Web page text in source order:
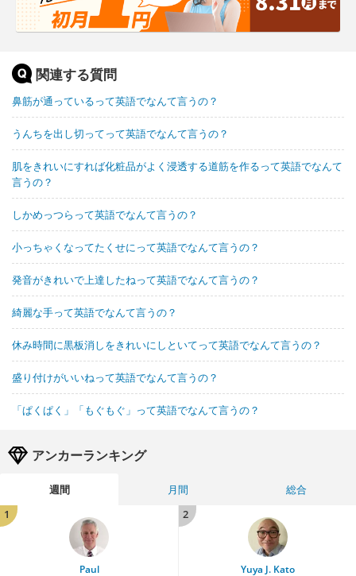
関連する質問
鼻筋が通っているって英語でなんて言うの？
うんちを出し切ってって英語でなんて言うの？
肌をきれいにすれば化粧品がよく浸透する道筋を作るって英語でなんて
言うの？
しかめっつらって英語でなんて言うの？
小っちゃくなってたくせにって英語でなんて言うの？
発音がきれいで上達したねって英語でなんて言うの？
綺麗な手って英語でなんて言うの？
休み時間に黒板消しをきれいにしといてって英語でなんて言うの？
盛り付けがいいねって英語でなんて言うの？
「ぱくぱく」「もぐもぐ」って英語でなんて言うの？
アンカーランキング
週間 月間
総合
1
Paul
2
Yuya J. Kato